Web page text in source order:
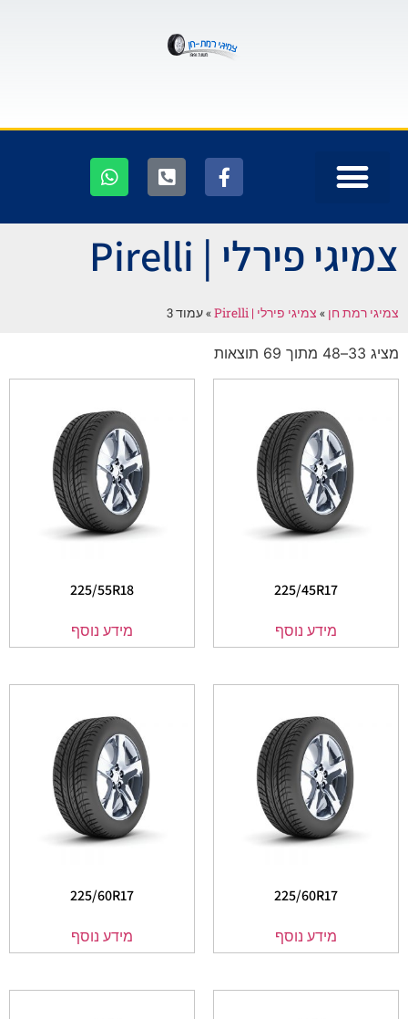
צמיגי פירלי | Pirelli
צמיגי רמת חן » צמיגי פירלי | Pirelli »עמוד 3
מציג 33–48 מתוך 69 תוצאות
225/45R17
מידע נוסף
225/55R18
מידע נוסף
225/60R17
מידע נוסף
225/60R17
מידע נוסף